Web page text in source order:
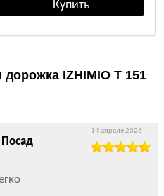
дорожка IZHIMIO T 151
14 апреля 2026